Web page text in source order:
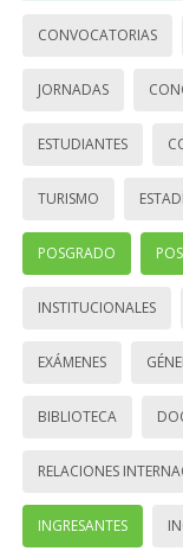
CONVOCATORIAS
JORNADAS
ESTUDIANTES
TURISMO
POSGRADO
INSTITUCIONALES
EXÁMENES
BIBLIOTECA
RELACIONES
INGRESANTES